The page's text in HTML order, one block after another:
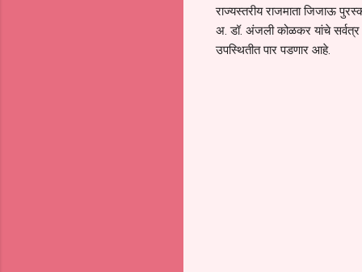
राज्यस्तरीय राजमाता जिजाऊ
अ. डॉ. अंजली कोळकर यांचे सर्वत्र
उपस्थितीत पार पडणार आहे.